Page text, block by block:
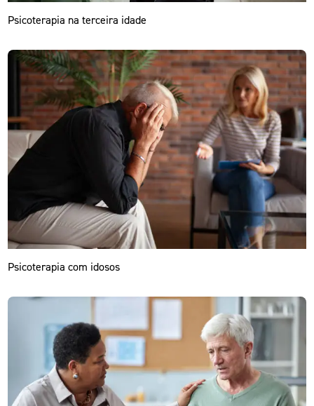
Psicoterapia na terceira idade
Psicoterapia com idosos